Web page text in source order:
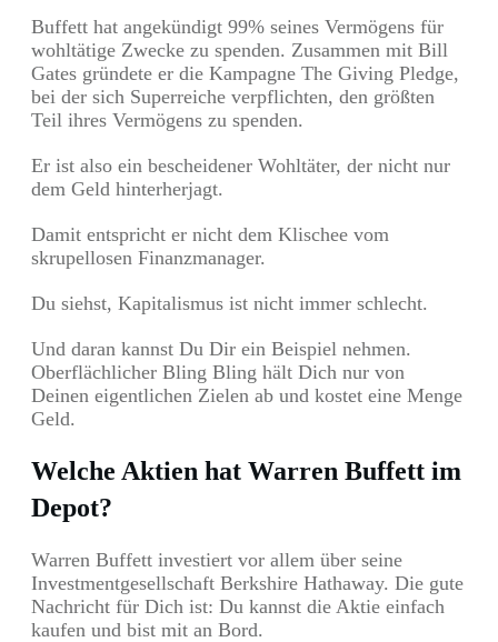
Buffett hat angekündigt 99% seines Vermögens für
wohltätige Zwecke zu spenden. Zusammen mit Bill
Gates gründete er die Kampagne The Giving Pledge,
bei der sich Superreiche verpflichten, den größten
Teil ihres Vermögens zu spenden.
Er ist also ein bescheidener Wohltäter, der nicht nur
dem Geld hinterherjagt.
Damit entspricht er nicht dem Klischee vom
skrupellosen Finanzmanager.
Du siehst, Kapitalismus ist nicht immer schlecht.
Und daran kannst Du Dir ein Beispiel nehmen.
Oberflächlicher Bling Bling hält Dich nur von
Deinen eigentlichen Zielen ab und kostet eine Menge
Geld.
Welche Aktien hat Warren Buffett im
Depot?
Warren Buffett investiert vor allem über seine
Investmentgesellschaft Berkshire Hathaway. Die gute
Nachricht für Dich ist: Du kannst die Aktie einfach
kaufen und bist mit an Bord.